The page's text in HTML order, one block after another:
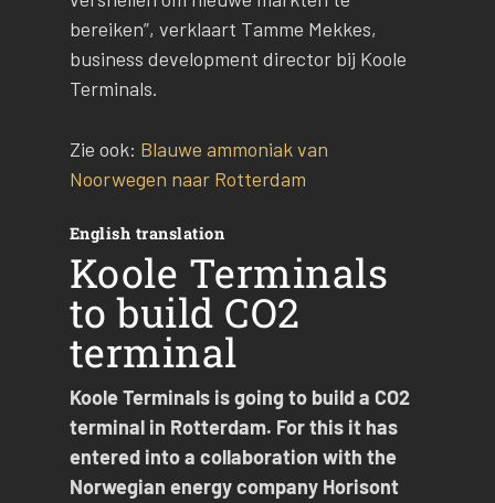
bereiken”, verklaart Tamme Mekkes,
business development director bij Koole
Terminals.
Zie ook: Blauwe ammoniak van
Noorwegen naar Rotterdam
English translation
Koole Terminals
to build CO2
terminal
Koole Terminals is going to build a CO2
terminal in Rotterdam. For this it has
entered into a collaboration with the
Norwegian energy company Horisont